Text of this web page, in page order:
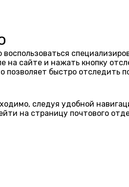
на сайте и нажать кнопку
позволяет быстро отследить
следуя удобной
на страницу почтового